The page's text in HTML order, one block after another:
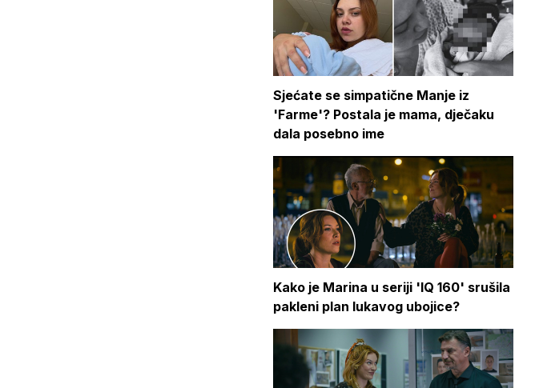
Sjećate se simpatične Manje iz
'Farme'? Postala je mama, dječaku
dala posebno ime
Kako je Marina u seriji 'IQ 160' srušila
pakleni plan lukavog ubojice?